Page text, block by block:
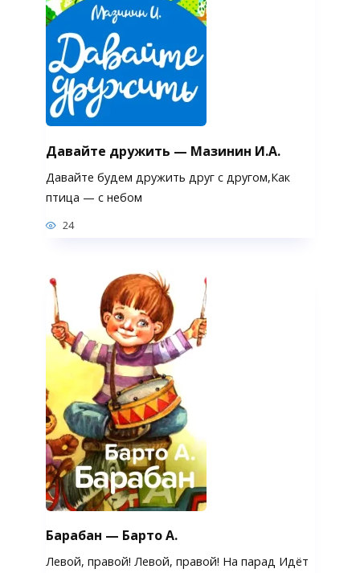
Давайте дружить — Мазинин И.А.
Давайте будем дружить друг с другом,Как
птица — с небом
24
Барабан — Барто А.
Левой, правой! Левой, правой! На парад Идёт